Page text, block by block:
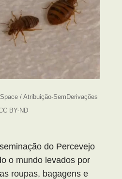
/ Atribuição-SemDerivações
BY-ND
do Percevejo
o mundo levados por
roupas, bagagens e